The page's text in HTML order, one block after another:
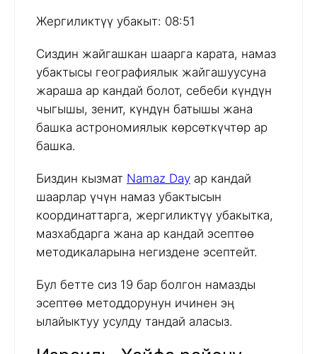
Жергиликтүү убакыт: 08:51
Сиздин жайгашкан шаарга карата, намаз
убактысы географиялык жайгашуусуна
жараша ар кандай болот, себеби күндүн
чыгышы, зенит, күндүн батышы жана
башка астрономиялык көрсөткүчтөр ар
башка.
Биздин кызмат Namaz Day ар кандай
шаарлар үчүн намаз убактысын
координаттарга, жергиликтүү убакытка,
мазхабдарга жана ар кандай эсептөө
методикаларына негиздене эсептейт.
Бул бетте сиз 19 бар болгон намазды
эсептөө методдорунун ичинен эң
ылайыктуу усулду тандай аласыз.